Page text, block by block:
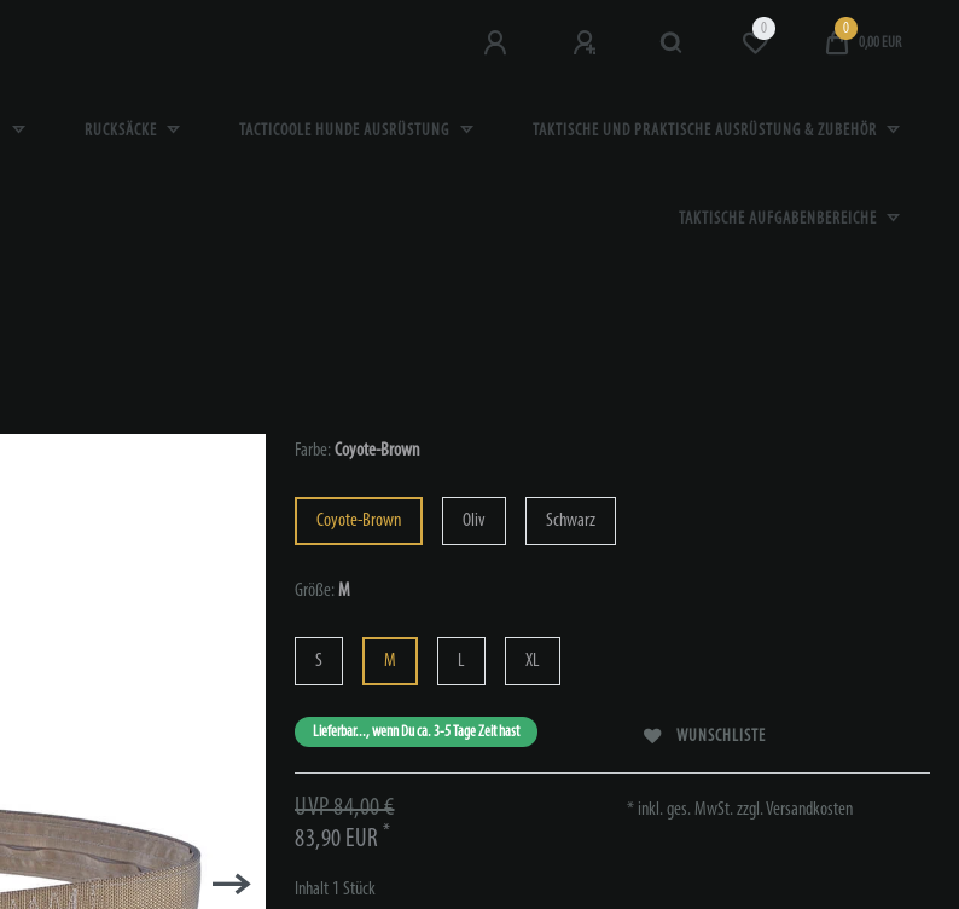
0
0
0,00 EUR
RUCKSÄCKE TACTICOOLE HUNDE AUSRÜSTUNG TAKTISCHE UND PRAKTISCHE AUSRÜSTUNG & ZUBEHÖR
TAKTISCHE AUFGABENBEREICHE
Farbe: Coyote-Brown
Coyote-Brown Oliv Schwarz
Größe: M
S M L XL
Lieferbar..., wenn Du ca. 3-5 Tage Zeit hast WUNSCHLISTE
UVP 84,00 €
83,90 EUR *
Inhalt 1 Stück
* inkl. ges. MwSt. zzgl.Versandkosten